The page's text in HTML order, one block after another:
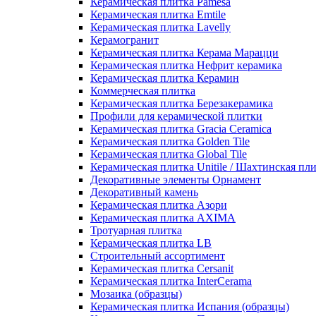
Керамическая плитка Emtile
Керамическая плитка Lavelly
Керамогранит
Керамическая плитка Керама Марацци
Керамическая плитка Нефрит керамика
Керамическая плитка Керамин
Коммерческая плитка
Керамическая плитка Березакерамика
Профили для керамической плитки
Керамическая плитка Gracia Ceramica
Керамическая плитка Golden Tile
Керамическая плитка Global Tile
Керамическая плитка Unitile / Шахтинская
Декоративные элементы Орнамент
Декоративный камень
Керамическая плитка Азори
Керамическая плитка AXIMA
Тротуарная плитка
Керамическая плитка LB
Строительный ассортимент
Керамическая плитка Cersanit
Керамическая плитка InterCerama
Мозаика (образцы)
Керамическая плитка Испания (образцы)